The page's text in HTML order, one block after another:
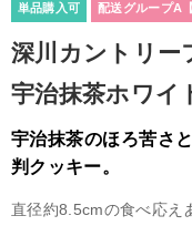
単品購入可 配送グループA
深川カントリ
宇治抹茶ホワイ
宇治抹茶のほろ苦さ
判クッキー。
直径約8.5cmの食べ応え